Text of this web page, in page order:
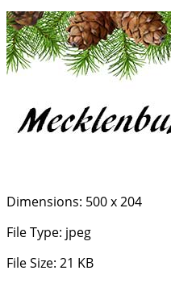
Dimensions: 500 x 204
File Type: jpeg
File Size: 21 KB